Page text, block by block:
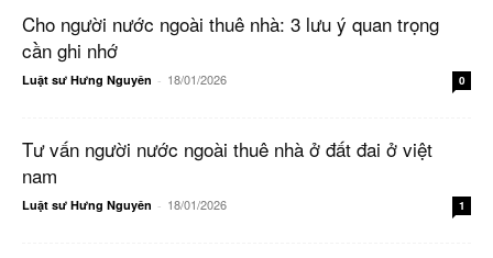
Cho người nước ngoài thuê nhà: 3 lưu ý quan trọng
cần ghi nhớ
Luật sư Hưng Nguyên - 18/01/2026 0
Tư vấn người nước ngoài thuê nhà ở đất đai ở việt
nam
Luật sư Hưng Nguyên - 18/01/2026 1